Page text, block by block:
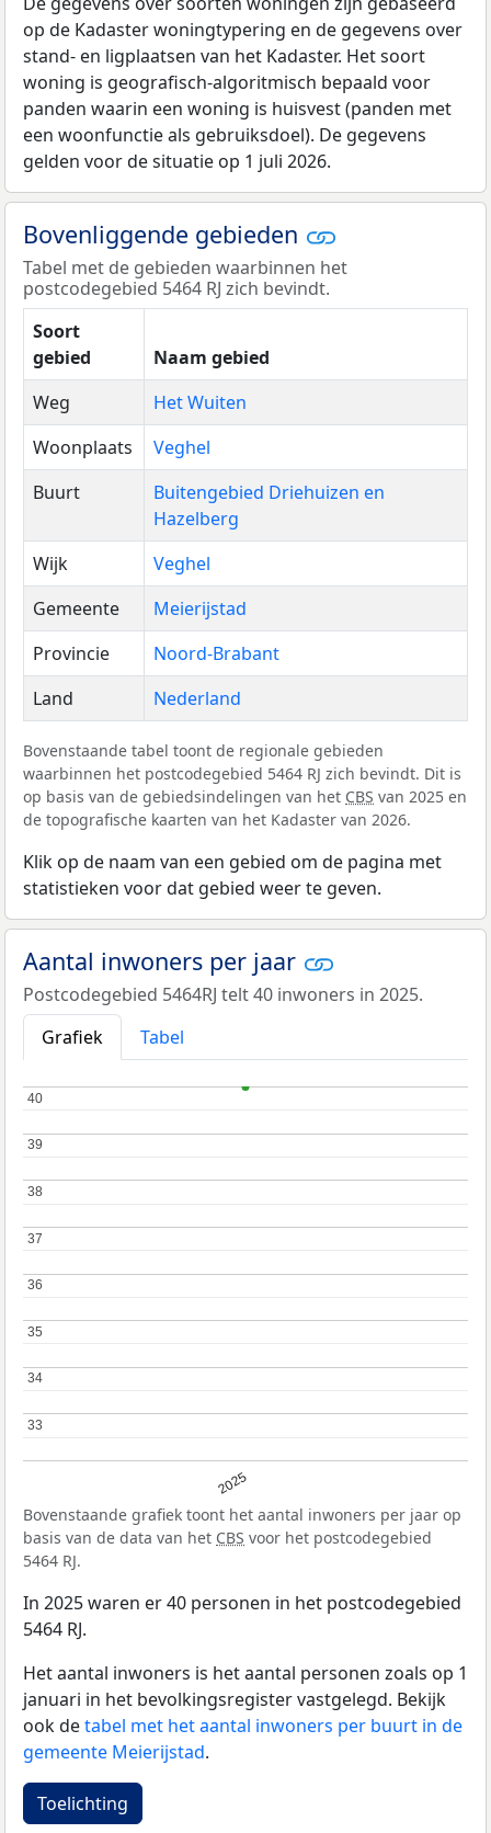
op de Kadaster woningtypering en de gegevens over
stand- en ligplaatsen van het Kadaster. Het soort
woning is geografisch-algoritmisch bepaald voor
panden waarin een woning is huisvest (panden met
een woonfunctie als gebruiksdoel). De gegevens
gelden voor de situatie op 1 juli 2026.
Bovenliggende gebieden
Tabel met de gebieden waarbinnen het
postcodegebied 5464 RJ zich bevindt.
Soort
gebied
Naam gebied
Weg
Het Wuiten
Woonplaats
Veghel
Buurt
Buitengebied Driehuizen en
Hazelberg
Wijk
Veghel
Gemeente
Meierijstad
Provincie
Noord-Brabant
Land
Nederland
Bovenstaande tabel toont de regionale gebieden
waarbinnen het postcodegebied 5464 RJ zich bevindt. Dit is
op basis van de gebiedsindelingen van het CBS van 2025 en
de topografische kaarten van het Kadaster van 2026.
Klik op de naam van een gebied om de pagina met
statistieken voor dat gebied weer te geven.
Aantal inwoners per jaar
Postcodegebied 5464RJ telt 40 inwoners in 2025.
Grafiek
Tabel
2025
33
33
34
34
35
35
36
36
37
37
38
38
39
39
40
40
Bovenstaande grafiek toont het aantal inwoners per jaar op
basis van de data van het CBS voor het postcodegebied
5464 RJ.
In 2025 waren er 40 personen in het postcodegebied
5464 RJ.
Het aantal inwoners is het aantal personen zoals op 1
januari in het bevolkingsregister vastgelegd. Bekijk
ook detabel met het aantal inwoners per buurt in de
gemeente Meierijstad.
Toelichting